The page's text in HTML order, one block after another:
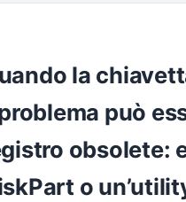
la
può
obsolete:
o